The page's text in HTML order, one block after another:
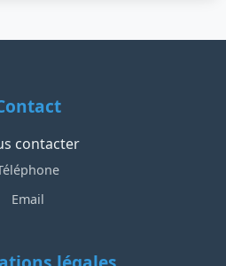
contacter
Email